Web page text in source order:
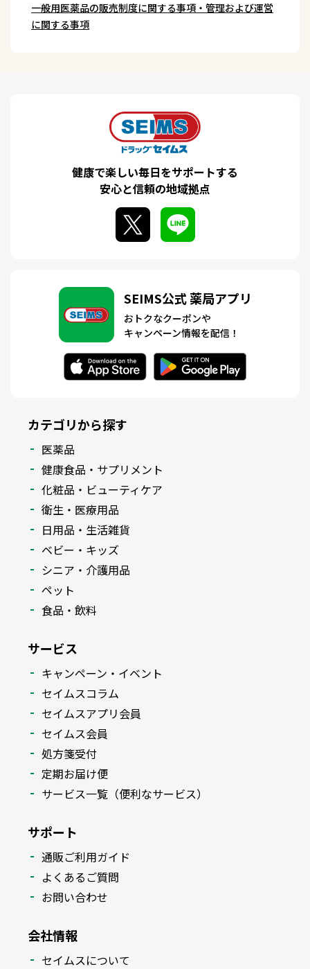
一般用医薬品の販売制度に関する事項・管理および運営
に関する事項
健康で楽しい毎日をサポートする
安心と信頼の地域拠点
SEIMS公式 薬局アプリ
おトクなクーポンや
キャンペーン情報を配信！
カテゴリから探す
医薬品
健康食品・サプリメント
化粧品・ビューティケア
衛生・医療用品
日用品・生活雑貨
ベビー・キッズ
シニア・介護用品
ペット
食品・飲料
サービス
キャンペーン・イベント
セイムスコラム
セイムスアプリ会員
セイムス会員
処方箋受付
定期お届け便
サービス一覧（便利なサービス）
サポート
通販ご利用ガイド
よくあるご質問
お問い合わせ
会社情報
セイムスについて